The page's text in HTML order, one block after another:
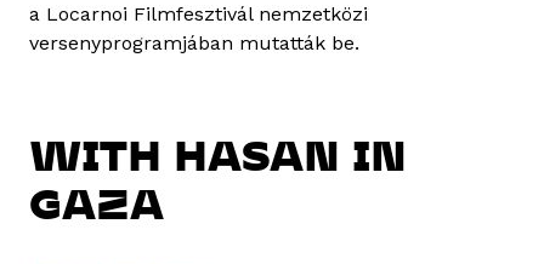
a Locarnoi Filmfesztivál nemzetközi
versenyprogramjában mutatták be.
WITH HASAN IN
GAZA